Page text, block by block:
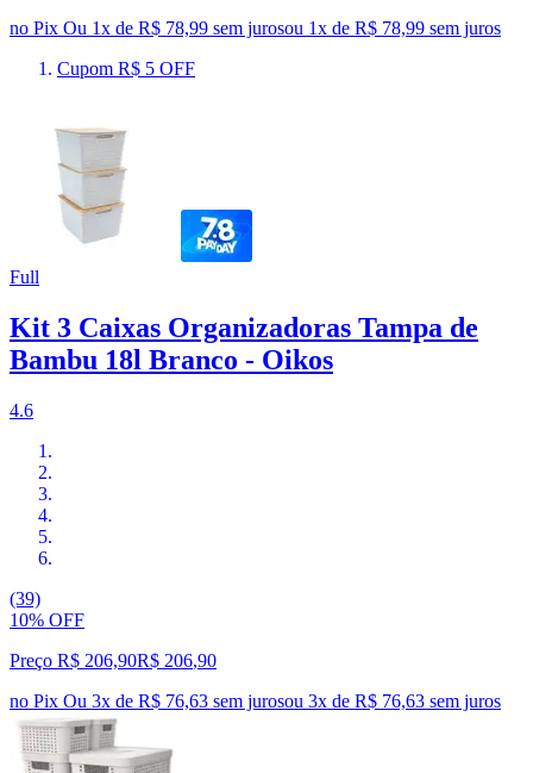
no Pix Ou 1x de R$ 78,99 sem jurosou 1x de R$ 78,99 sem juros
Cupom R$ 5 OFF
Full
Kit 3 Caixas Organizadoras Tampa de
Bambu 18l Branco - Oikos
4.6
(39)
10% OFF
Preço R$ 206,90R$ 206,90
no Pix Ou 3x de R$ 76,63 sem jurosou 3x de R$ 76,63 sem juros